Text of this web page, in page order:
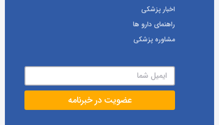
اخبار پزشکی
راهنمای دارو ها
مشاوره پزشکی